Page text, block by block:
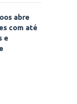
abre
com até
e